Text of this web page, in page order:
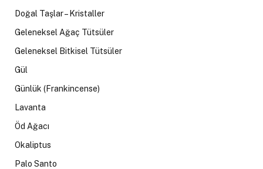
Doğal Taşlar – Kristaller
Geleneksel Ağaç Tütsüler
Geleneksel Bitkisel Tütsüler
Gül
Günlük (Frankincense)
Lavanta
Öd Ağacı
Okaliptus
Palo Santo